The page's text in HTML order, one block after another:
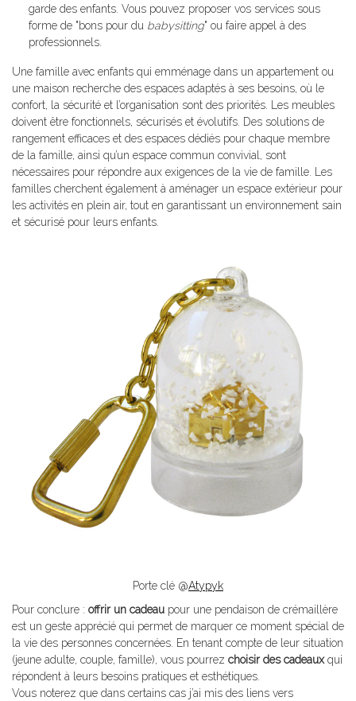
garde des enfants. Vous pouvez proposer vos services sous
forme de "bons pour du babysitting" ou faire appel à des
professionnels.
Une famille avec enfants qui emménage dans un appartement ou
une maison recherche des espaces adaptés à ses besoins, où le
confort, la sécurité et l’organisation sont des priorités. Les meubles
doivent être fonctionnels, sécurisés et évolutifs. Des solutions de
rangement efficaces et des espaces dédiés pour chaque membre
de la famille, ainsi qu’un espace commun convivial, sont
nécessaires pour répondre aux exigences de la vie de famille. Les
familles cherchent également à aménager un espace extérieur pour
les activités en plein air, tout en garantissant un environnement sain
et sécurisé pour leurs enfants.
Porte clé @Atypyk
Pour conclure : offrir un cadeau pour une pendaison de crémaillère
est un geste apprécié qui permet de marquer ce moment spécial de
la vie des personnes concernées. En tenant compte de leur situation
(jeune adulte, couple, famille), vous pourrez choisir des cadeauxqui
répondent à leurs besoins pratiques et esthétiques.
Vous noterez que dans certains cas j’ai mis des liens vers